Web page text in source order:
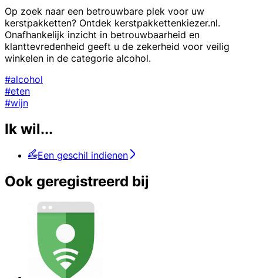
Op zoek naar een betrouwbare plek voor uw
kerstpakketten? Ontdek kerstpakkettenkiezer.nl.
Onafhankelijk inzicht in betrouwbaarheid en
klanttevredenheid geeft u de zekerheid voor veilig
winkelen in de categorie alcohol.
#alcohol
#eten
#wijn
Ik wil...
Een geschil indienen
Ook geregistreerd bij